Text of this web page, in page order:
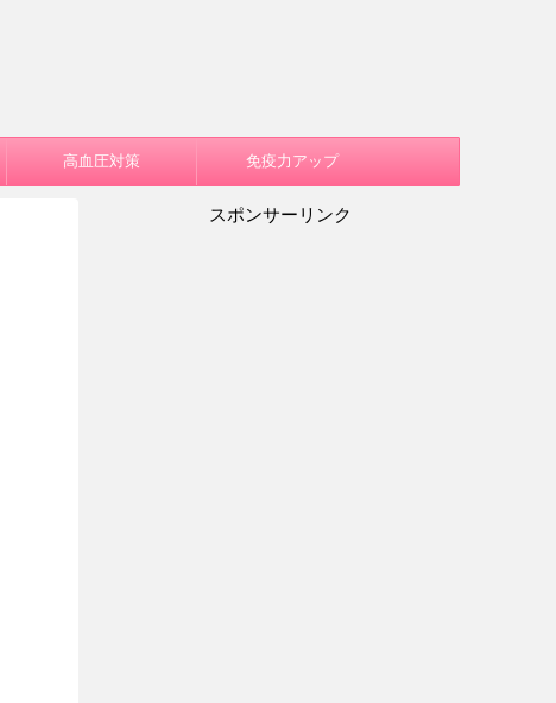
高血圧対策 免疫力アップ
スポンサーリンク